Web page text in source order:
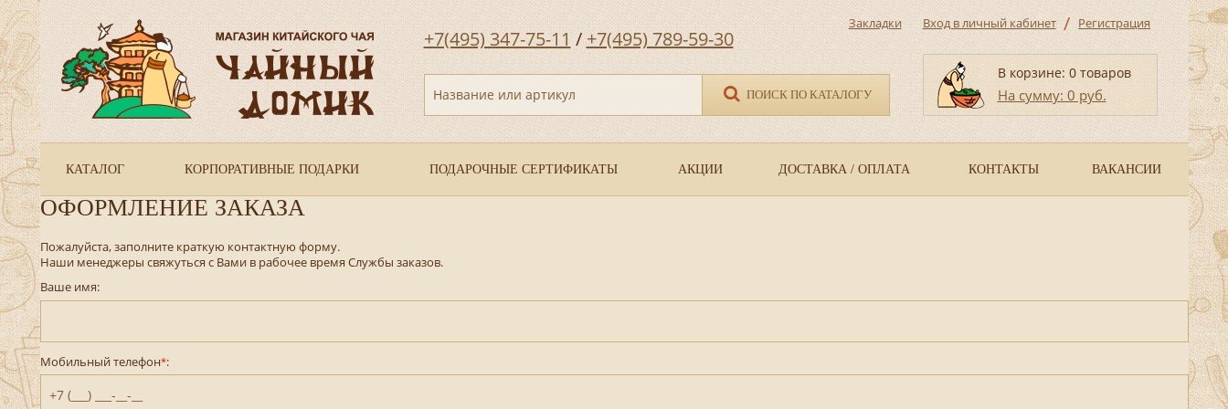
+7(495) 347-75-11 / +7(495) 789-59-30
Название или артикул ПОИСК ПО КАТАЛОГУ
Закладки Вход в личный кабинет / Регистрация
В корзине: 0 товаров
На сумму: 0 руб.
КАТАЛОГ КОРПОРАТИВНЫЕ ПОДАРКИ ПОДАРОЧНЫЕ СЕРТИФИКАТЫ АКЦИИ ДОСТАВКА / ОПЛАТА КОНТАКТЫ ВАКАНСИИ
ОФОРМЛЕНИЕ ЗАКАЗА
Пожалуйста, заполните краткую контактную форму.
Наши менеджеры свяжуться с Вами в рабочее время Службы заказов.
Ваше имя:
Мобильный телефон*:
+7 (___) ___-__-__